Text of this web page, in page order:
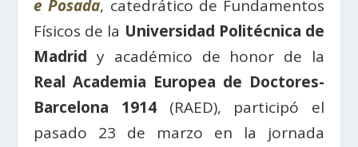
e Posada, catedrático de Fundamentos
Físicos de la Universidad Politécnica de
Madridy académico de honor de la
Real Academia Europea de Doctores-
Barcelona 1914(RAED), participó el
pasado 23 de marzo en la jornada